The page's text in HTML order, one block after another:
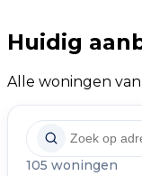
Huidig
Alle woningen
105 woningen